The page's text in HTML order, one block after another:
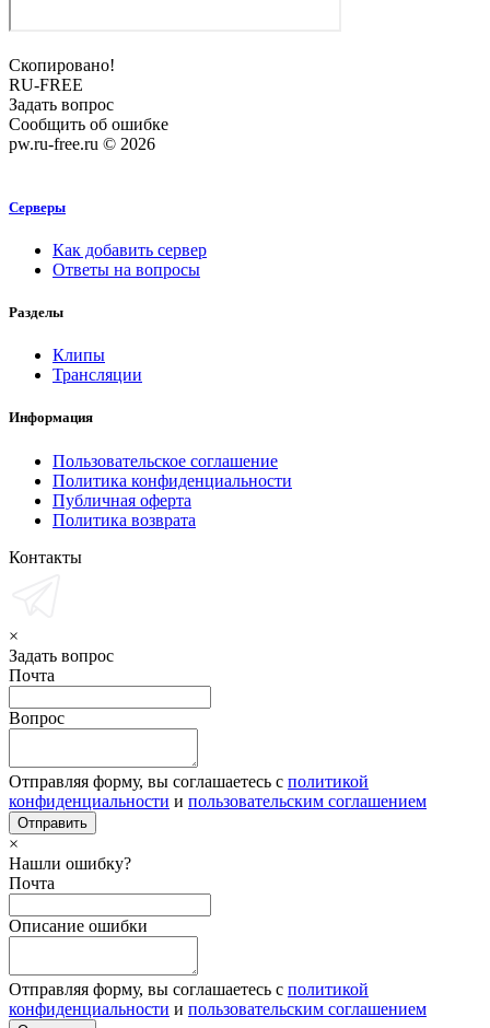
Скопировано!
RU-FREE
Задать вопрос
Сообщить об ошибке
pw.ru-free.ru © 2026
Серверы
Как добавить сервер
Ответы на вопросы
Разделы
Клипы
Трансляции
Информация
Пользовательское соглашение
Политика конфиденциальности
Публичная оферта
Политика возврата
Контакты
×
Задать вопрос
Почта
Вопрос
Отправляя форму, вы соглашаетесь с политикой
конфиденциальности и пользовательским соглашением
×
Нашли ошибку?
Почта
Описание ошибки
Отправляя форму, вы соглашаетесь с политикой
конфиденциальности и пользовательским соглашением